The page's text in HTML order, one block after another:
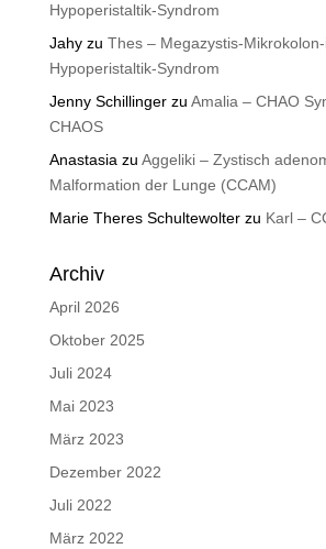
Hypoperistaltik-Syndrom
Jahyzu Thes – Megazystis-
Hypoperistaltik-Syndrom
Jenny Schillingerzu Amalia – CHAO
CHAOS
Anastasiazu Aggeliki – Zystisch
Malformation der Lunge (CCAM)
Marie Theres Schultewolterzu Karl –
Archiv
April 2026
Oktober 2025
Juli 2024
Mai 2023
März 2023
Dezember 2022
Juli 2022
März 2022